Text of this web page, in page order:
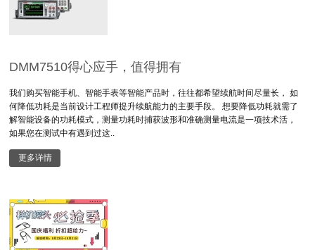
DMM7510得心应手，值得拥有
我们购买智能手机、智能手表等智能产品时，往往都希望续航时间尽量长， 如
何降低功耗是当前设计工程师提升续航能力的主要手段。 想要降低功耗就需了
解智能设备的功耗模式，测量功耗时捕获波形和准确测量电流是一项技术活，
如果您在测试中有遇到过这..
更多详情